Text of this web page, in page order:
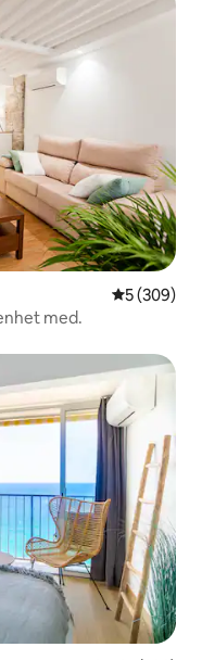
5 av 5 i
5 (309)
med.